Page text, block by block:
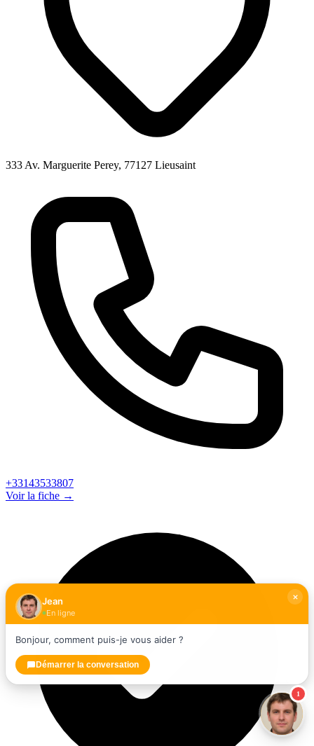
333 Av. Marguerite Perey, 77127 Lieusaint
+33143533807
Voir la fiche →
1
Jean
En ligne
Bonjour, comment puis-je vous aider ?
Démarrer la conversation